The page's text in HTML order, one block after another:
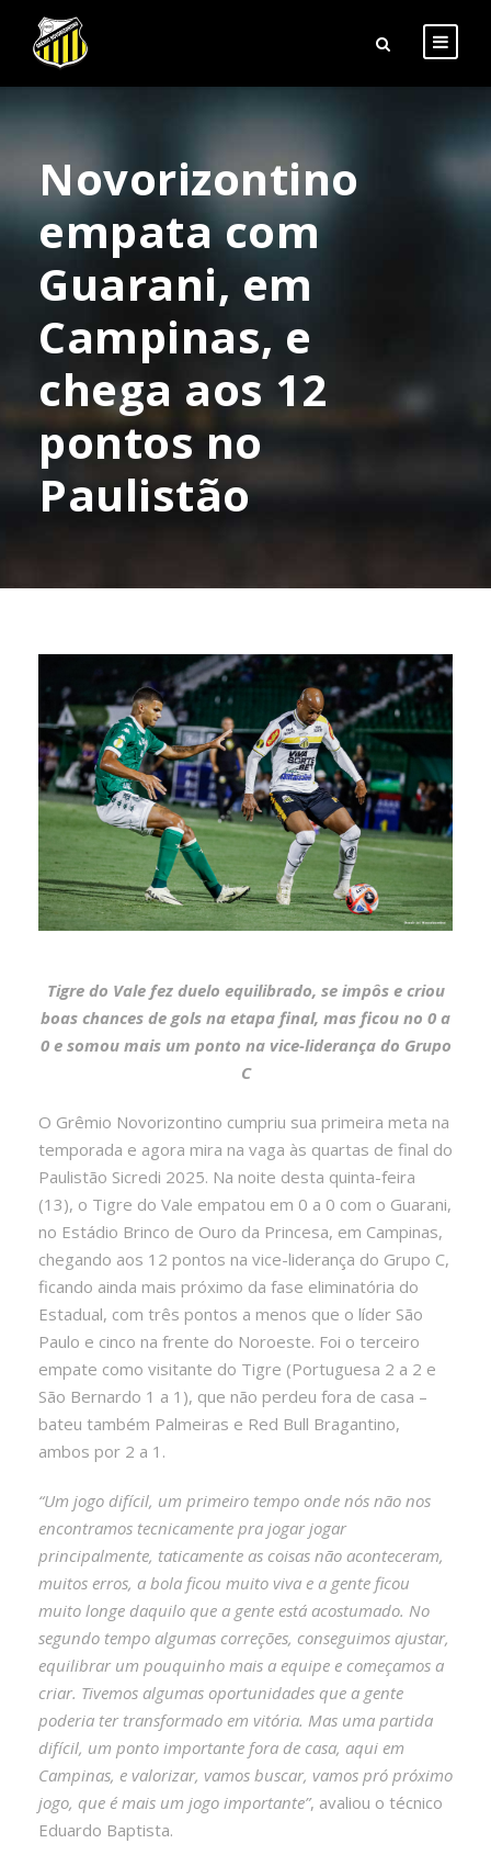
Novorizontino
empata com
Guarani, em
Campinas, e
chega aos 12
pontos no
Paulistão
Tigre do Vale fez duelo equilibrado, se impôs e criou
boas chances de gols na etapa final, mas ficou no 0 a
0 e somou mais um ponto na vice-liderança do Grupo
C
O Grêmio Novorizontino cumpriu sua primeira meta na
temporada e agora mira na vaga às quartas de final do
Paulistão Sicredi 2025. Na noite desta quinta-feira
(13), o Tigre do Vale empatou em 0 a 0 com o Guarani,
no Estádio Brinco de Ouro da Princesa, em Campinas,
chegando aos 12 pontos na vice-liderança do Grupo C,
ficando ainda mais próximo da fase eliminatória do
Estadual, com três pontos a menos que o líder São
Paulo e cinco na frente do Noroeste. Foi o terceiro
empate como visitante do Tigre (Portuguesa 2 a 2 e
São Bernardo 1 a 1), que não perdeu fora de casa –
bateu também Palmeiras e Red Bull Bragantino,
ambos por 2 a 1.
“Um jogo difícil, um primeiro tempo onde nós não nos
encontramos tecnicamente pra jogar jogar
principalmente, taticamente as coisas não aconteceram,
muitos erros, a bola ficou muito viva e a gente ficou
muito longe daquilo que a gente está acostumado. No
segundo tempo algumas correções, conseguimos ajustar,
equilibrar um pouquinho mais a equipe e começamos a
criar. Tivemos algumas oportunidades que a gente
poderia ter transformado em vitória. Mas uma partida
difícil, um ponto importante fora de casa, aqui em
Campinas, e valorizar, vamos buscar, vamos pró próximo
jogo, que é mais um jogo importante”, avaliou o técnico
Eduardo Baptista.